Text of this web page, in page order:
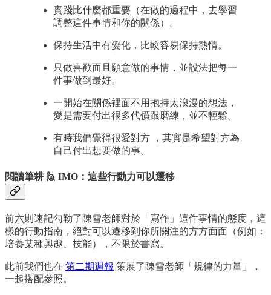
實踐比什麼都重要（在做的過程中，去學習
調整這件事情和你的關係）。
保持生活中有變化，比較容易保持熱情。
只做喜歡而且願意做的事情，並設法把每一
件事做到最好。
一開始在關係裡面不用抱持太浪漫的想法，
愛是需要付出很多代價跟磨練，並不輕鬆。
有時我們覺得很愛對方 ，其實是希望對方為
自己付出想要做的事。
閱讀筆耕 🙋 IMO：這些行動力可以遷移
前六則速記勾勒了陳雪老師對於「寫作」這件事情的態度，這
樣的行動指南，絕對可以遷移到你所關注的方方面面（例如：
培養某種興趣、技能），不限於書寫。
此前我們也在 第二期週報 策展了陳雪老師「規律的力量」，
一起搭配參照。